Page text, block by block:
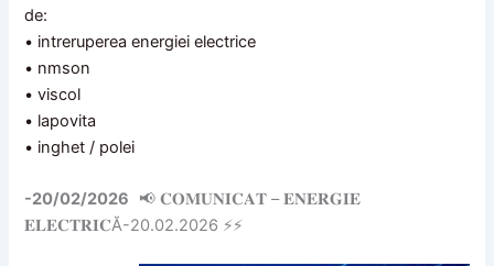
de:
• intreruperea energiei electrice
• nmson
• viscol
• lapovita
• inghet / polei
-20/02/2026 📢 𝐂𝐎𝐌𝐔𝐍𝐈𝐂𝐀𝐓 – 𝐄𝐍𝐄𝐑𝐆𝐈𝐄
𝐄𝐋𝐄𝐂𝐓𝐑𝐈𝐂Ă-20.02.2026 ⚡️⚡️